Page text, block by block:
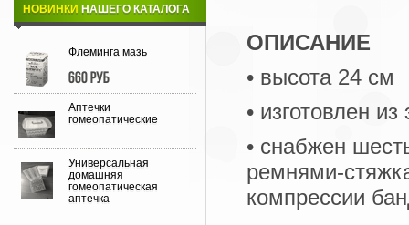
ОПИСАНИЕ
• высота 24 см
• изготовлен
• снабжен
ремнями-
компрессии
НОВИНКИ НАШЕГО КАТАЛОГА
Флеминга мазь
660 руб
Аптечки
гомеопатические
Универсальная
домашняя
гомеопатическая
аптечка